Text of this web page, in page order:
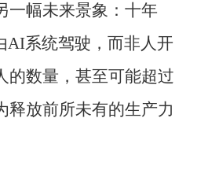
一幅未来景象：十年
AI系统驾驶，而非人开
的数量，甚至可能超过
释放前所未有的生产力